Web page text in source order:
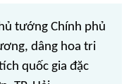
tướng Chính phủ
dâng hoa tri
quốc gia đặc